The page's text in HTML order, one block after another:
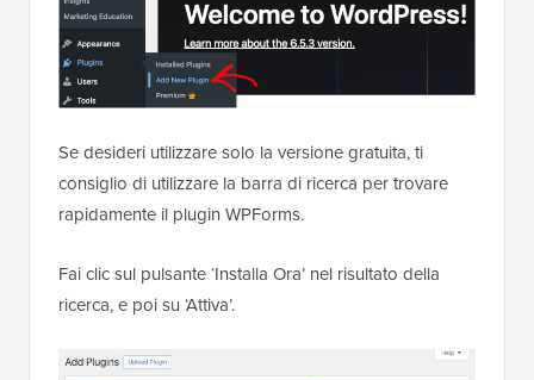
Se desideri utilizzare solo la versione gratuita, ti
consiglio di utilizzare la barra di ricerca per trovare
rapidamente il plugin WPForms.
Fai clic sul pulsante ‘Installa Ora’ nel risultato della
ricerca, e poi su ‘Attiva’.